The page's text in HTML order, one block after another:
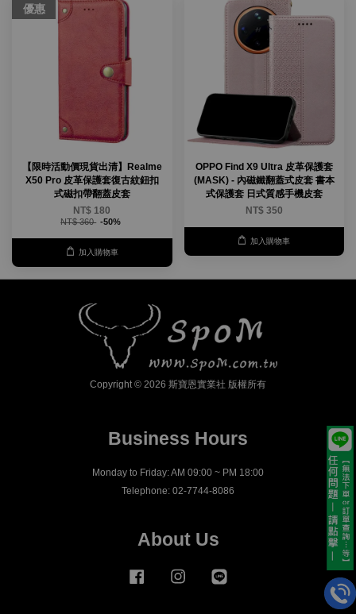
優惠
【限時活動價現貨出清】Realme
X50 Pro 皮革保護套復古紋鈕扣
式磁扣帶翻蓋皮套
NT$ 180
NT$ 360 -50%
加入購物車
OPPO Find X9 Ultra 皮革保護套
(MASK) - 內磁鐵翻蓋式皮套 書本
式保護套 日式質感手機皮套
NT$ 350
加入購物車
Copyright © 2026 斯寶恩實業社 版權所有
Business Hours
Monday to Friday: AM 09:00 ~ PM 18:00
Telephone: 02-7744-8086
About Us
Facebook Instagram